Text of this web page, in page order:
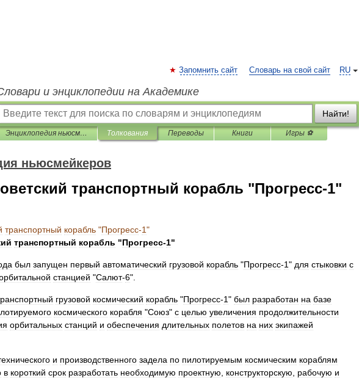
RU
Запомнить сайт Словарь на свой сайт
и энциклопедии на Академике
Найти!
Энциклопедия ньюсмейкеров Толкования Переводы Книги Игры ⚽
ньюсмейкеров
транспортный корабль "Прогресс-1"
транспортный корабль "Прогресс-1"
транспортный корабль "Прогресс-1"
был запущен первый автоматический грузовой корабль "Прогресс-1" для стыковки с
станцией "Салют-6".
грузовой космический корабль "Прогресс-1" был разработан на базе
космического корабля "Союз" с целью увеличения продолжительности
орбитальных станций и обеспечения длительных полетов на них экипажей
и производственного задела по пилотируемым космическим кораблям
в короткий срок разработать необходимую проектную конструкторскую рабочую и